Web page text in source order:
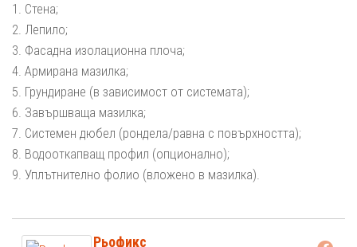
1. Стена;
2. Лепило;
3. Фасадна изолационна плоча;
4. Армирана мазилка;
5. Грундиране (в зависимост от системата);
6. Завършваща мазилка;
7. Системен дюбел (рондела/равна с повърхността);
8. Водооткапващ профил (опционално);
9. Уплътнително фолио (вложено в мазилка).
Рьофикс